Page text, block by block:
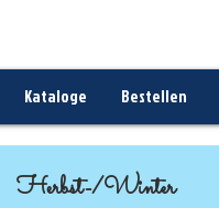
Herbst-/Winter
Kataloge Bestellen